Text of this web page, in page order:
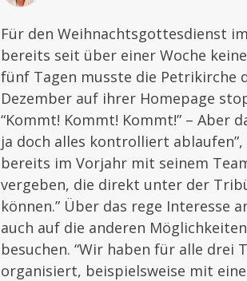
Für den Weihnachtsgottesdienst
bereits seit über einer Woche
fünf Tagen musste die Petrikirche
Dezember auf ihrer Homepage
“Kommt! Kommt! Kommt!” – Aber
ja doch alles kontrolliert
bereits im Vorjahr mit seinem
vergeben, die direkt unter der
können.” Über das rege Interesse
auch auf die anderen
besuchen. “Wir haben für alle drei
organisiert, beispielsweise mit